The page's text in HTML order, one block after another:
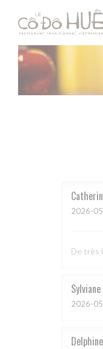
2026-
De très
Sylviane
2026-
Delphine